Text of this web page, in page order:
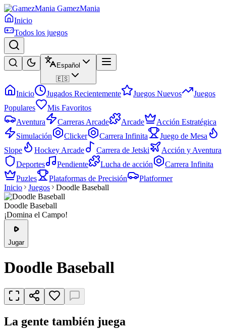
GamezMania
Inicio
Todos los juegos
Español
🇪🇸
Inicio Jugados Recientemente Juegos Nuevos
Juegos
Populares
Mis Favoritos
Aventura
Carreras Arcade Arcade
Acción Estratégica
Simulación
Clicker Carrera Infinita
Juego de Mesa
Slope
Hockey Arcade Carrera de Jetski
Acción y Aventura
Deportes
Pendiente Lucha de acción
Carrera Infinita
Puzles
Plataformas de Precisión
Platformer
Inicio
Juegos Doodle Baseball
Doodle Baseball
¡Domina el Campo!
Jugar
Doodle Baseball
La gente también juega